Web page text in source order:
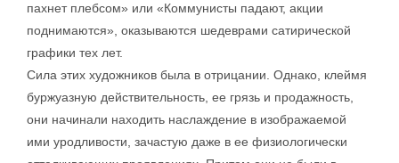
пахнет плебсом» или «Коммунисты падают, акции
поднимаются», оказываются шедеврами сатирической
графики тех лет.
Сила этих художников была в отрицании. Однако, клеймя
буржуазную действительность, ее грязь и продажность,
они начинали находить наслаждение в изображаемой
ими уродливости, зачастую даже в ее физиологически